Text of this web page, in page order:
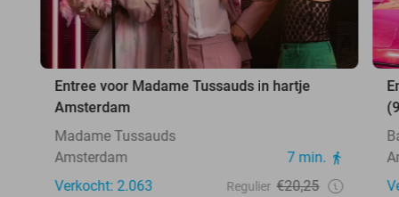
Entree voor Madame Tussauds in hartje
Amsterdam
Madame Tussauds
Amsterdam
7 min.
Verkocht: 2.063
Regulier €20,25